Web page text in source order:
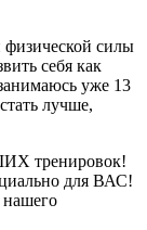
силы
себя как
уже 13
лучше,
тренировок!
для ВАС!
нашего